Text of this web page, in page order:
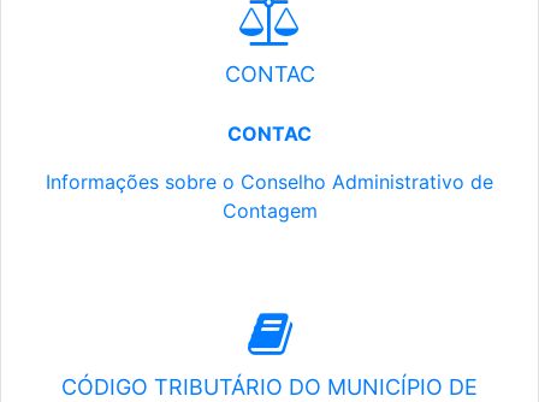
CONTAC
CONTAC
Informações sobre o Conselho Administrativo de
Contagem
CÓDIGO TRIBUTÁRIO DO MUNICÍPIO DE